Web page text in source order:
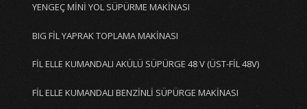
YENGEÇ MİNİ YOL SÜPÜRME MAKİNASI
BIG FİL YAPRAK TOPLAMA MAKİNASI
FİL ELLE KUMANDALI AKÜLÜ SÜPÜRGE 48 V (ÜST-FİL 48V)
FİL ELLE KUMANDALI BENZİNLİ SÜPÜRGE MAKİNASI